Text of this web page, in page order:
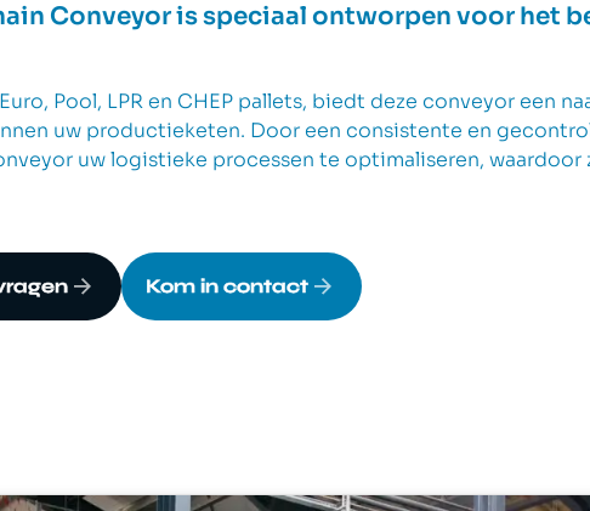
Conveyor is speciaal ontworpen voor het
Pool, LPR en CHEP pallets, biedt deze conveyor een
uw productieketen. Door een consistente en
uw logistieke processen te optimaliseren,
Kom in contact